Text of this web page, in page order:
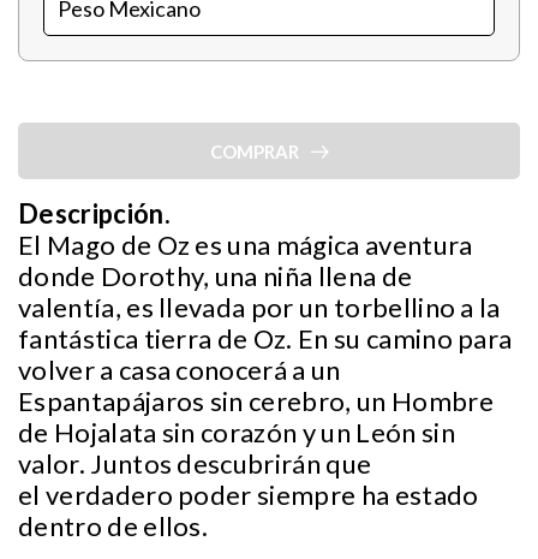
COMPRAR
Descripción.
El Mago de Oz es una mágica aventura
donde Dorothy, una niña llena de
valentía, es llevada por un torbellino a la
fantástica tierra de Oz. En su camino para
volver a casa conocerá a un
Espantapájaros sin cerebro, un Hombre
de Hojalata sin corazón y un León sin
valor. Juntos descubrirán que
el verdadero poder siempre ha estado
dentro de ellos.